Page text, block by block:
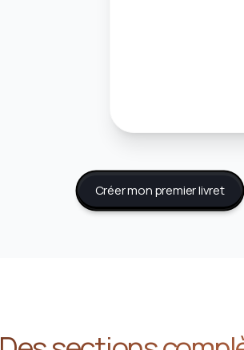
Créer mon premier livret